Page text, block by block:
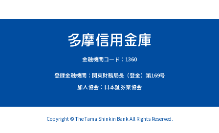
金融機関コード：1360
登録金融機関：関東財務局長（登金）第169号
加入協会：日本証券業協会
Copyright © The Tama Shinkin Bank All Rights Reserved.